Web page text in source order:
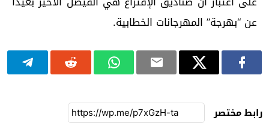
عن “بهرجة” المهرجانات الخطابية.
رابط مختصر